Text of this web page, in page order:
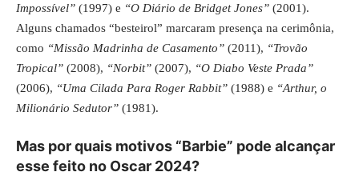
Impossível” (1997) e “O Diário de Bridget Jones” (2001).
Alguns chamados “besteirol” marcaram presença na cerimônia,
como “Missão Madrinha de Casamento” (2011), “Trovão
Tropical” (2008), “Norbit” (2007), “O Diabo Veste Prada”
(2006), “Uma Cilada Para Roger Rabbit” (1988) e “Arthur, o
Milionário Sedutor” (1981).
Mas por quais motivos “Barbie” pode alcançar
esse feito no Oscar 2024?